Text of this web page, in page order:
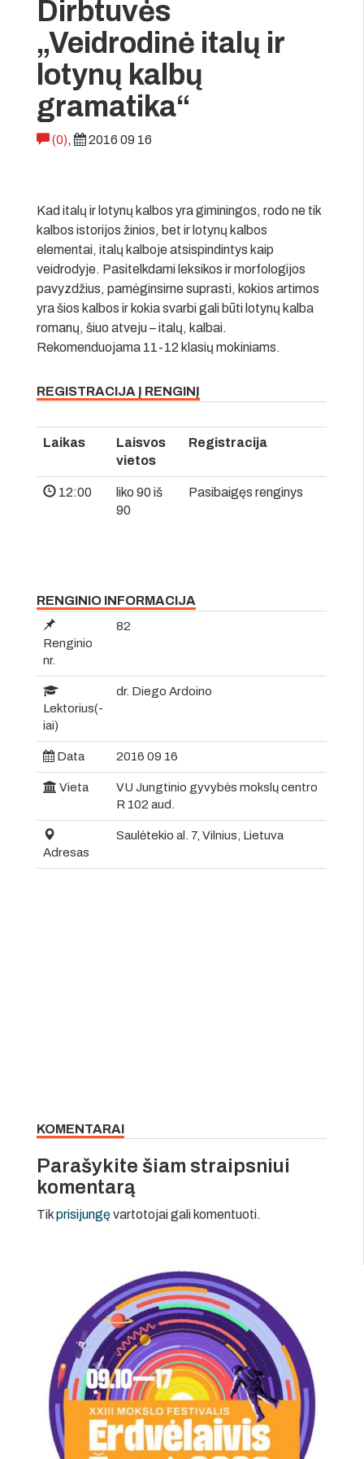
Dirbtuvės
„Veidrodinė italų ir
lotynų kalbų
gramatika“
(0), 2016 09 16
Kad italų ir lotynų kalbos yra giminingos, rodo ne tik
kalbos istorijos žinios, bet ir lotynų kalbos
elementai, italų kalboje atsispindintys kaip
veidrodyje. Pasitelkdami leksikos ir morfologijos
pavyzdžius, pamėginsime suprasti, kokios artimos
yra šios kalbos ir kokia svarbi gali būti lotynų kalba
romanų, šiuo atveju – italų, kalbai.
Rekomenduojama 11-12 klasių mokiniams.
REGISTRACIJA Į RENGINĮ
Laikas
Laisvos
vietos
Registracija
12:00
liko 90 iš
90
Pasibaigęs renginys
RENGINIO INFORMACIJA
Renginio
nr.
82
Lektorius(-
iai)
dr. Diego Ardoino
Data 2016 09 16
Vieta
VU Jungtinio gyvybės mokslų centro
R 102 aud.
Adresas
Saulėtekio al. 7, Vilnius, Lietuva
KOMENTARAI
Parašykite šiam straipsniui
komentarą
Tikprisijungęvartotojai gali komentuoti.